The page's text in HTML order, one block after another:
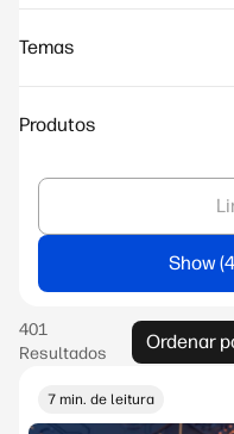
Temas
Produtos
Show
Ordenar
7 min. de leitura